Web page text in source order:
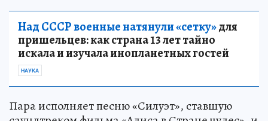
Над СССР военные натянули «сетку»для
пришельцев: как страна 13 лет тайно
искала и изучала инопланетных гостей
НАУКА
Пара исполняет песню «Силуэт», ставшую